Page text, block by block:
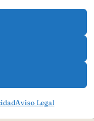
Aviso Legal
De Cookies